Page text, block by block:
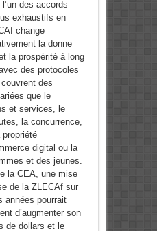
des accords
exhaustifs en
change
la donne
la prospérité à long
des protocoles
des
que le
et services, le
la concurrence,
digital ou la
et des jeunes.
la CEA, une mise
de la ZLECAf sur
années pourrait
d’augmenter son
de dollars et le